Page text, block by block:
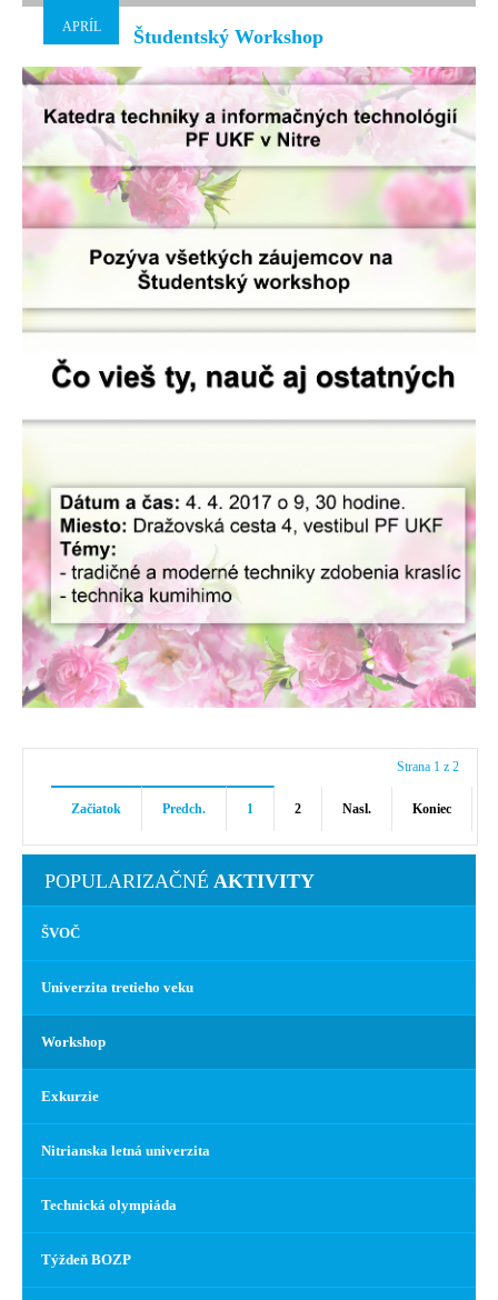
APRÍL Študentský Workshop
Strana 1 z 2
Začiatok Predch. 1 2 Nasl. Koniec
POPULARIZAČNÉ AKTIVITY
ŠVOČ
Univerzita tretieho veku
Workshop
Exkurzie
Nitrianska letná univerzita
Technická olympiáda
Týždeň BOZP